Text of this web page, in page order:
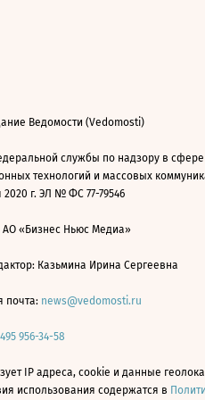
Ведомости (Vedomosti)
службы по надзору в сфере
технологий и массовых
2020 г. ЭЛ № ФС 77-79546
АО «Бизнес Ньюс Медиа»
Казьмина Ирина Сергеевна
почта: news@vedomosti.ru
495 956-34-58
IP адреса, cookie и данные
использования содержатся в